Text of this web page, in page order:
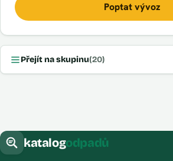
Poptat vývoz
Přejít na skupinu(20)
katalogodpadů